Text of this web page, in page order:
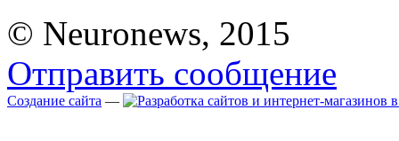
© Neuronews, 2015
Отправить сообщение
Создание сайта —